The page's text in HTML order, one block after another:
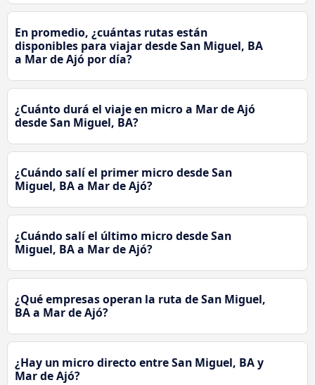
En promedio, ¿cuántas rutas están
disponibles para viajar desde San Miguel, BA
a Mar de Ajó por día?
¿Cuánto durá el viaje en micro a Mar de Ajó
desde San Miguel, BA?
¿Cuándo salí el primer micro desde San
Miguel, BA a Mar de Ajó?
¿Cuándo salí el último micro desde San
Miguel, BA a Mar de Ajó?
¿Qué empresas operan la ruta de San Miguel,
BA a Mar de Ajó?
¿Hay un micro directo entre San Miguel, BA y
Mar de Ajó?